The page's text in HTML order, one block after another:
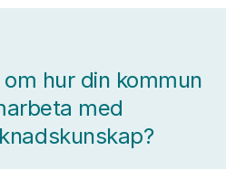
hur din kommun
med